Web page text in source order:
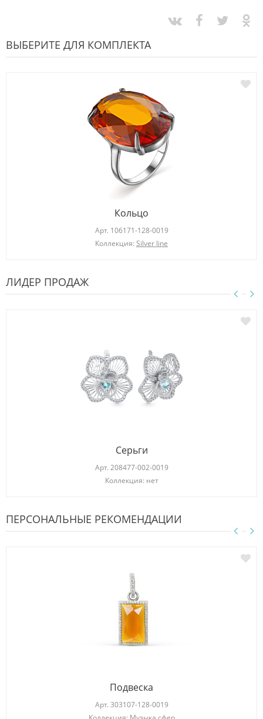
ВЫБЕРИТЕ ДЛЯ КОМПЛЕКТА
Кольцо
Арт. 106171-128-0019
Коллекция: Silver line
ЛИДЕР ПРОДАЖ
Серьги
Арт. 208477-002-0019
Коллекция: нет
ПЕРСОНАЛЬНЫЕ РЕКОМЕНДАЦИИ
Подвеска
Арт. 303107-128-0019